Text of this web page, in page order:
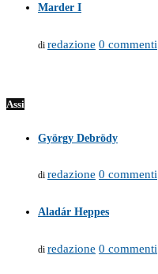
Marder I
di redazione 0 commenti
Assi
György Debrödy
di redazione 0 commenti
Aladár Heppes
di redazione 0 commenti